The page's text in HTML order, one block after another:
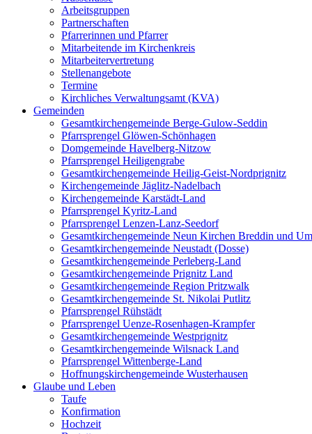
Arbeitsgruppen
Partnerschaften
Pfarrerinnen und Pfarrer
Mitarbeitende im Kirchenkreis
Mitarbeitervertretung
Stellenangebote
Termine
Kirchliches Verwaltungsamt (KVA)
Gemeinden
Gesamtkirchengemeinde Berge-Gulow-Seddin
Pfarrsprengel Glöwen-Schönhagen
Domgemeinde Havelberg-Nitzow
Pfarrsprengel Heiligengrabe
Gesamtkirchengemeinde Heilig-Geist-Nordprignitz
Kirchengemeinde Jäglitz-Nadelbach
Kirchengemeinde Karstädt-Land
Pfarrsprengel Kyritz-Land
Pfarrsprengel Lenzen-Lanz-Seedorf
Gesamtkirchengemeinde Neun Kirchen Breddin und
Gesamtkirchengemeinde Neustadt (Dosse)
Gesamtkirchengemeinde Perleberg-Land
Gesamtkirchengemeinde Prignitz Land
Gesamtkirchengemeinde Region Pritzwalk
Gesamtkirchengemeinde St. Nikolai Putlitz
Pfarrsprengel Rühstädt
Pfarrsprengel Uenze-Rosenhagen-Krampfer
Gesamtkirchengemeinde Westprignitz
Gesamtkirchengemeinde Wilsnack Land
Pfarrsprengel Wittenberge-Land
Hoffnungskirchengemeinde Wusterhausen
Glaube und Leben
Taufe
Konfirmation
Hochzeit